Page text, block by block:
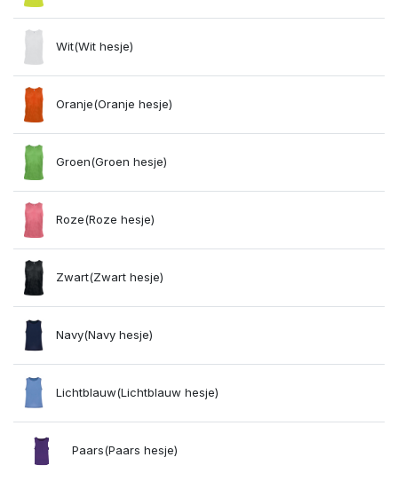
Wit(Wit hesje)
Oranje(Oranje hesje)
Groen(Groen hesje)
Roze(Roze hesje)
Zwart(Zwart hesje)
Navy(Navy hesje)
Lichtblauw(Lichtblauw hesje)
Paars(Paars hesje)